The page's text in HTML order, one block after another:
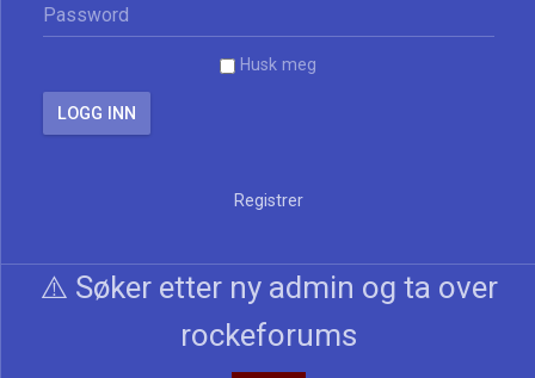
Husk meg
Registrer
⚠️ Søker etter ny admin og ta over
rockeforums